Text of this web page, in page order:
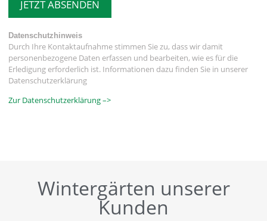
JETZT ABSENDEN
Datenschutzhinweis
Durch Ihre Kontaktaufnahme stimmen Sie zu, dass wir damit
personenbezogene Daten erfassen und bearbeiten, wie es für die
Erledigung erforderlich ist. Informationen dazu finden Sie in unserer
Datenschutzerklärung
Zur Datenschutzerklärung –>
Wintergärten unserer
Kunden